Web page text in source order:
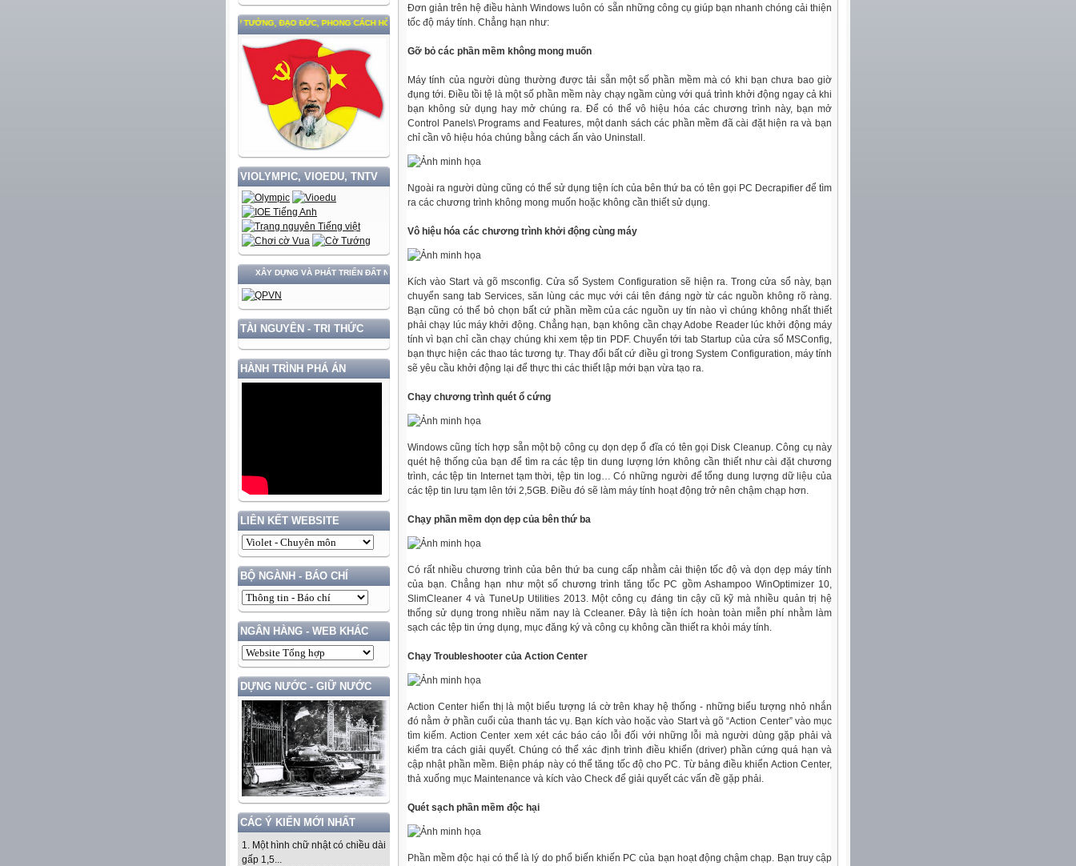
HỌC TẬP VÀ LÀM THEO TƯ TƯỞNG, ĐẠO ĐỨC, PHONG CÁCH HỒ CHÍ MINH
VIOLYMPIC, VIOEDU, TNTV
XÂY DỰNG VÀ PHÁT TRIỂN ĐẤT NƯỚC GẮN VỚI BẢO VỆ VỮNG CHẮC CHỦ QUYỀN VÀ ĐỘC LẬP DÂN TỘC!
TÀI NGUYÊN - TRI THỨC
HÀNH TRÌNH PHÁ ÁN
LIÊN KẾT WEBSITE
BỘ NGÀNH - BÁO CHÍ
NGÂN HÀNG - WEB KHÁC
DỰNG NƯỚC - GIỮ NƯỚC
CÁC Ý KIẾN MỚI NHẤT
1. Một hình chữ nhật có chiều dài
gấp 1,5...
Đơn giản trên hệ điều hành Windows luôn có sẵn những công cụ giúp bạn nhanh chóng cải thiện
tốc độ máy tính. Chẳng hạn như:
Gỡ bỏ các phần mềm không mong muốn
Máy tính của người dùng thường được tải sẵn một số phần mềm mà có khi bạn chưa bao giờ
đụng tới. Điều tồi tệ là một số phần mềm này chạy ngầm cùng với quá trình khởi động ngay cả khi
bạn không sử dụng hay mở chúng ra. Để có thể vô hiệu hóa các chương trình này, bạn mở
Control Panels\ Programs and Features, một danh sách các phần mềm đã cài đặt hiện ra và bạn
chỉ cần vô hiệu hóa chúng bằng cách ấn vào Uninstall.
Ngoài ra người dùng cũng có thể sử dụng tiện ích của bên thứ ba có tên gọi PC Decrapifier để tìm
ra các chương trình không mong muốn hoặc không cần thiết sử dụng.
Vô hiệu hóa các chương trình khởi động cùng máy
Kích vào Start và gõ msconfig. Cửa sổ System Configuration sẽ hiện ra. Trong cửa sổ này, bạn
chuyển sang tab Services, săn lùng các mục với cái tên đáng ngờ từ các nguồn không rõ ràng.
Bạn cũng có thể bỏ chọn bất cứ phần mềm của các nguồn uy tín nào vì chúng không nhất thiết
phải chạy lúc máy khởi động. Chẳng hạn, bạn không cần chạy Adobe Reader lúc khởi động máy
tính vì bạn chỉ cần chạy chúng khi xem tệp tin PDF. Chuyển tới tab Startup của cửa sổ MSConfig,
bạn thực hiện các thao tác tương tự. Thay đổi bất cứ điều gì trong System Configuration, máy tính
sẽ yêu cầu khởi động lại để thực thi các thiết lập mới bạn vừa tạo ra.
Chạy chương trình quét ổ cứng
Windows cũng tích hợp sẵn một bộ công cụ dọn dẹp ổ đĩa có tên gọi Disk Cleanup. Công cụ này
quét hệ thống của bạn để tìm ra các tệp tin dung lượng lớn không cần thiết như cài đặt chương
trình, các tệp tin Internet tạm thời, tệp tin log… Có những người để tổng dung lượng dữ liệu của
các tệp tin lưu tạm lên tới 2,5GB. Điều đó sẽ làm máy tính hoạt động trở nên chậm chạp hơn.
Chạy phần mềm dọn dẹp của bên thứ ba
Có rất nhiều chương trình của bên thứ ba cung cấp nhằm cải thiện tốc độ và dọn dẹp máy tính
của bạn. Chẳng hạn như một số chương trình tăng tốc PC gồm Ashampoo WinOptimizer 10,
SlimCleaner 4 và TuneUp Utilities 2013. Một công cụ đáng tin cậy cũ kỹ mà nhiều quản trị hệ
thống sử dụng trong nhiều năm nay là Ccleaner. Đây là tiện ích hoàn toàn miễn phí nhằm làm
sạch các tệp tin ứng dụng, mục đăng ký và công cụ không cần thiết ra khỏi máy tính.
Chạy Troubleshooter của Action Center
Action Center hiển thị là một biểu tượng lá cờ trên khay hệ thống - những biểu tượng nhỏ nhắn
đó nằm ở phần cuối của thanh tác vụ. Bạn kích vào hoặc vào Start và gõ “Action Center” vào mục
tìm kiếm. Action Center xem xét các báo cáo lỗi đối với những lỗi mà người dùng gặp phải và
kiểm tra cách giải quyết. Chúng có thể xác định trình điều khiển (driver) phần cứng quá hạn và
cập nhật phần mềm. Biện pháp này có thể tăng tốc độ cho PC. Từ bảng điều khiển Action Center,
thả xuống mục Maintenance và kích vào Check để giải quyết các vấn đề gặp phải.
Quét sạch phần mềm độc hại
Phần mềm độc hại có thể là lý do phổ biến khiến PC của bạn hoạt động chậm chạp. Bạn truy cập